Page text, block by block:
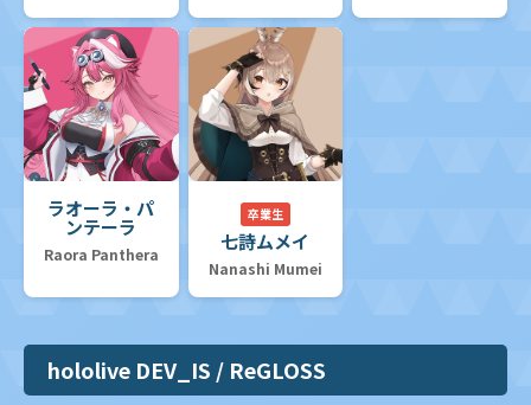
ラオーラ・パ
ンテーラ
Raora Panthera
卒業生
七詩ムメイ
Nanashi Mumei
hololive DEV_IS / ReGLOSS